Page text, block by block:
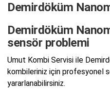
Demirdöküm
Demirdöküm
sensör problemi
Umut Kombi Servisi ile
kombileriniz için profesyonel
yararlanabilirsiniz.